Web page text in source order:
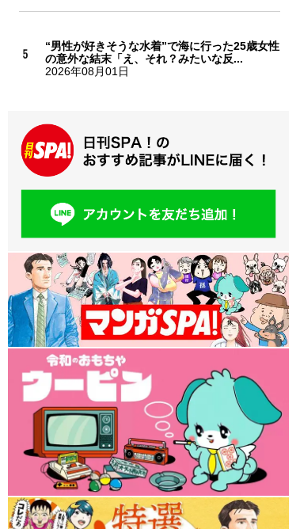
“男性が好きそうな水着”で海に行った25歳女性
の意外な結末「え、それ？みたいな反...
2026年08月01日